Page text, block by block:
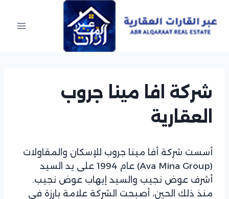
content
شركة افا مينا جروب
العقارية
أسست شركة أفا مينا جروب للإسكان والمقاولات
(Ava Mina Group) عام 1994 على يد السيد
أشرف عوض نجيب والسيد إيهاب عوض نجيب.
منذ ذلك الحين، أصبحت الشركة علامة بارزة في